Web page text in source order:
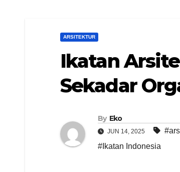
ARSITEKTUR
Ikatan
Sekadar
By Eko
JUN 14, 2025
#Ikatan Indonesia